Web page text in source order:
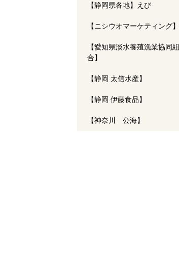
【静岡県各地】えび
【ニシウオマーケティング】
【愛知県淡水養殖漁業協同組
合】
【静岡 太信水産】
【静岡 伊藤食品】
【神奈川 公海】